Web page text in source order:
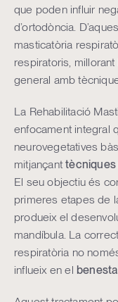
que poden influir
d’ortodòncia.
masticatòria
respiratoris,
general amb
La Rehabilitació
enfocament integral
neurovegetatives
mitjançanttècniques
El seu objectiu és
primeres etapes de
produeix el
mandíbula. La
respiratòria no
influeix en el